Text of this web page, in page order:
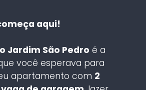
aqui!
Jardim São Pedro é a
você esperava para
apartamento com 2